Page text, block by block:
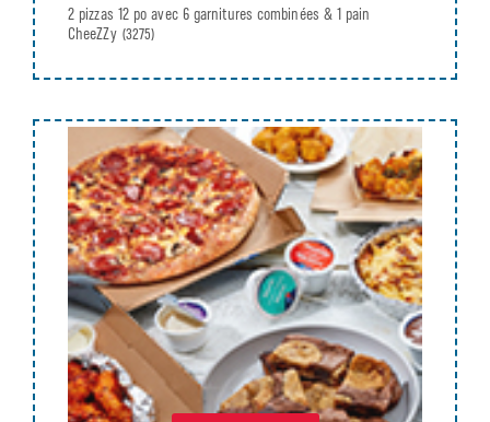
2 pizzas 12 po avec 6 garnitures combinées & 1 pain
CheeZZy (3275)